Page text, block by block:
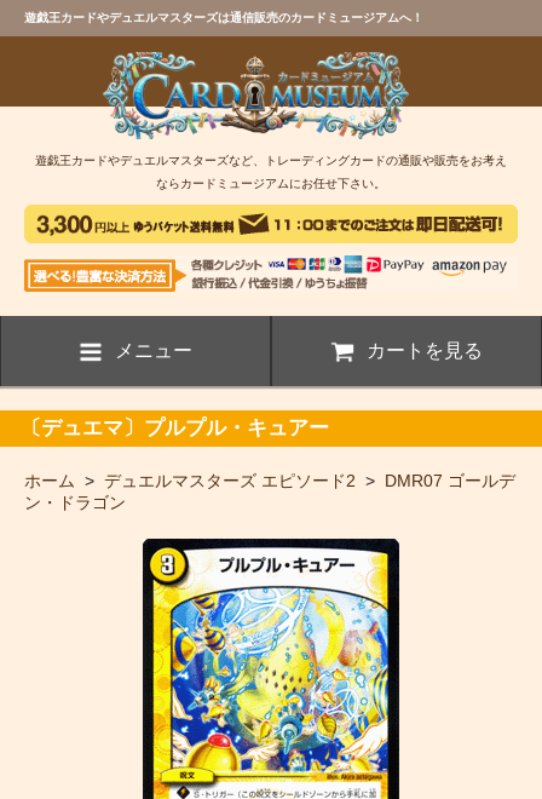
遊戯王カードやデュエルマスターズは通信販売のカードミュージアムへ！
遊戯王カードやデュエルマスターズなど、トレーディングカードの通販や販売をお考え
ならカードミュージアムにお任せ下さい。
メニュー カートを見る
〔デュエマ〕プルプル・キュアー
ホーム > デュエルマスターズ エピソード2 > DMR07 ゴールデ
ン・ドラゴン